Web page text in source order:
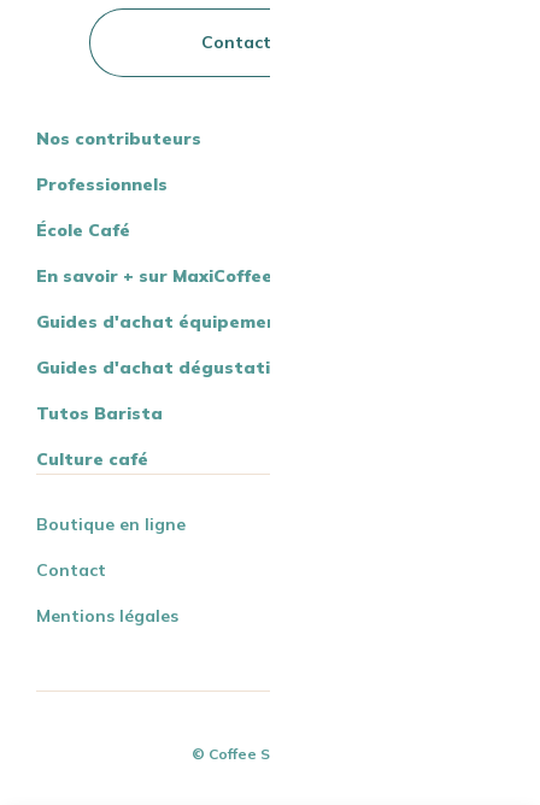
Contactez-nous
Nos contributeurs
Professionnels
École Café
En savoir + sur MaxiCoffee
Guides d'achat équipement
Guides d'achat dégustation
Tutos Barista
Culture café
Boutique en ligne
Contact
Mentions légales
© Coffee Spirit - 2026